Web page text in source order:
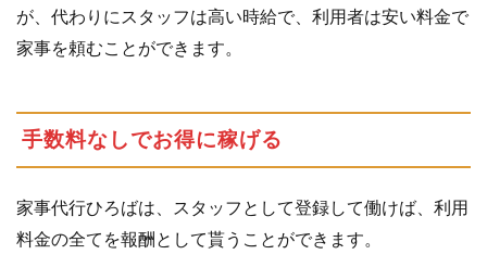
ル
自
で
解
決
る
3.2 安
が、代わりにスタッフは高い時給で、利用者は安い料金で
家事を頼むことができます。
手数料なしでお得に稼げる
家事代行ひろばは、スタッフとして登録して働けば、利用
料金の全てを報酬として貰うことができます。